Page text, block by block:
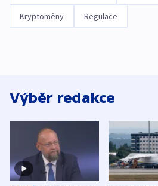
Kryptoměny Regulace
Výběr redakce